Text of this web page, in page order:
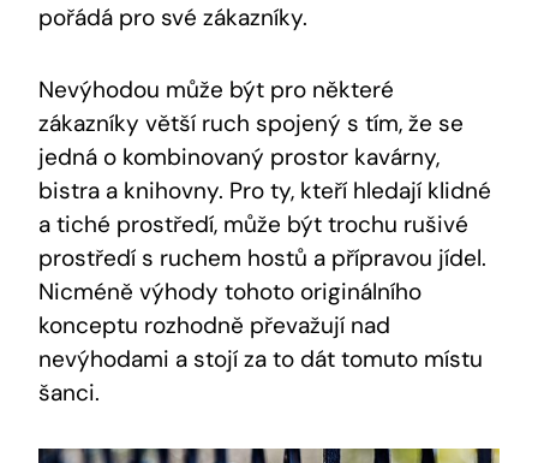
pořádá pro své zákazníky.
Nevýhodou může ‌být pro některé
⁤zákazníky větší ruch spojený s tím, že se
jedná o kombinovaný prostor kavárny,
bistra a knihovny. Pro ty, kteří hledají klidné
a tiché prostředí, ‍může být trochu rušivé
prostředí s ruchem hostů a⁤ přípravou ‌jídel.
Nicméně výhody tohoto⁤ originálního
konceptu⁤ rozhodně převažují nad
nevýhodami a stojí za to dát tomuto ⁣místu
šanci.